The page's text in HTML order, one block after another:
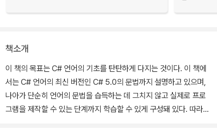
책소개
이 책의 목표는 C# 언어의 기초를 탄탄하게 다지는 것이다. 이 책에
서는 C# 언어의 최신 버전인 C# 5.0의 문법까지 설명하고 있으며,
나아가 단순히 언어의 문법을 습득하는 데 그치지 않고 실제로 프로
그램을 제작할 수 있는 단계까지 학습할 수 있게 구성돼 있다. 따라서